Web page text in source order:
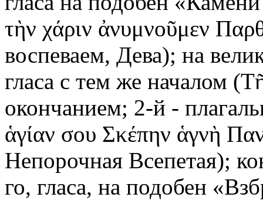
τὴν χάριν ἀνυμνοῦμεν
воспеваем, Дева); на
гласа с тем же началом
окончанием; 2-й -
ἁγίαν σου Σκέπην ἁγνὴ
Непорочная Всепетая);
го, гласа, на подобен